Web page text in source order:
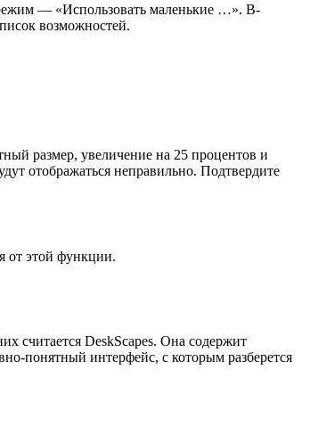
— «Использовать маленькие …». В-
возможностей.
размер, увеличение на 25 процентов и
отображаться неправильно. Подтвердите
от этой функции.
считается DeskScapes. Она содержит
понятный интерфейс, с которым разберется